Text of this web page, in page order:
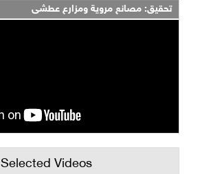
تحقيق: مصانع مروية ومزارع عطشى
Selected Videos